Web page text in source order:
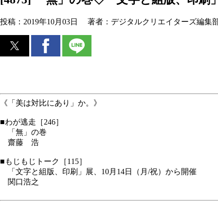
投稿： 2019年10月03日 著者： デジタルクリエイターズ編集
《「美は対比にあり」か。》
■わが逃走［246］
「無」の巻
齋藤 浩
■もじもじトーク［115］
「文字と組版、印刷」展、10月14日（月/祝）から開催
関口浩之